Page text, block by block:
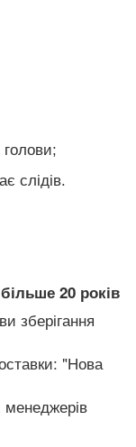
голови;
слідів.
20 років
зберігання
"Нова
менеджерів